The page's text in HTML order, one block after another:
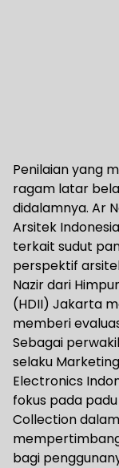
Penilaian yang
ragam latar
didalamnya. Ar
Arsitek
terkait sudut
perspektif
Nazir dari
(HDII) Jakarta
memberi
Sebagai
selaku
Electronics
fokus pada
Collection
bagi